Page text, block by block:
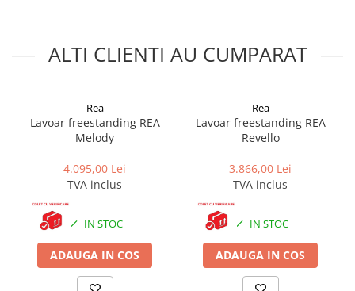
Fotografia are un caracter informativ și poate conține accesorii
neincluse în pachetul standard; unele specificații ale produsului
ALTI CLIENTI AU CUMPARAT
Rea
Lavoar freestanding REA
Melody
4.095,00 Lei
TVA inclus
IN STOC
ADAUGA IN COS
Rea
Lavoar freestanding REA
Revello
3.866,00 Lei
TVA inclus
IN STOC
ADAUGA IN COS